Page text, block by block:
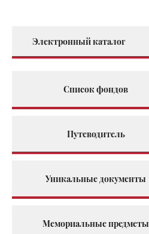
Электронный каталог
Список фондов
Путеводитель
Уникальные документы
Мемориальные предметы